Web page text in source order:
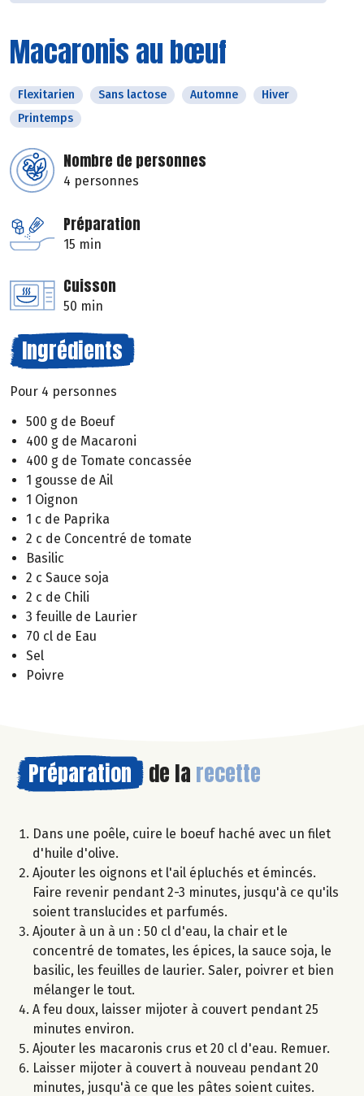
Macaronis au bœuf
Flexitarien Sans lactose Automne
Hiver
Printemps
Nombre de personnes
4 personnes
Préparation
15 min
Cuisson
50 min
Ingrédients
Pour 4 personnes
500 g de Boeuf
400 g de Macaroni
400 g de Tomate concassée
1 gousse de Ail
1 Oignon
1 c de Paprika
2 c de Concentré de tomate
Basilic
2 c Sauce soja
2 c de Chili
3 feuille de Laurier
70 cl de Eau
Sel
Poivre
Préparation de la recette
Dans une poêle, cuire le boeuf haché avec un filet
d'huile d'olive.
Ajouter les oignons et l'ail épluchés et émincés.
Faire revenir pendant 2-3 minutes, jusqu'à ce qu'ils
soient translucides et parfumés.
Ajouter à un à un : 50 cl d'eau, la chair et le
concentré de tomates, les épices, la sauce soja, le
basilic, les feuilles de laurier. Saler, poivrer et bien
mélanger le tout.
A feu doux, laisser mijoter à couvert pendant 25
minutes environ.
Ajouter les macaronis crus et 20 cl d'eau. Remuer.
Laisser mijoter à couvert à nouveau pendant 20
minutes, jusqu'à ce que les pâtes soient cuites.